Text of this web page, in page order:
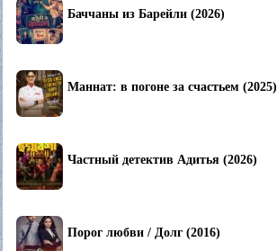
Баччаны из Барейли (2026)
Маннат: в погоне за счастьем (2025)
Частный детектив Адитья (2026)
Порог любви / Долг (2016)